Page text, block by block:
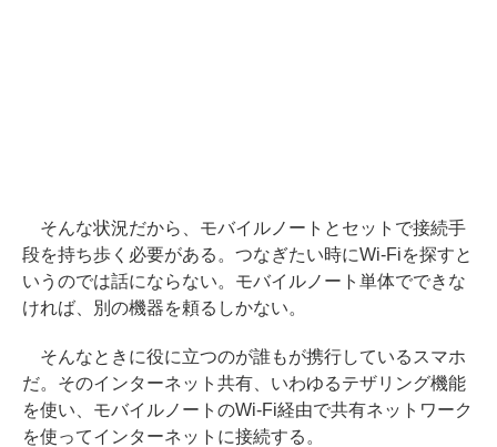
そんな状況だから、モバイルノートとセットで接続手
段を持ち歩く必要がある。つなぎたい時にWi-Fiを探すと
いうのでは話にならない。モバイルノート単体でできな
ければ、別の機器を頼るしかない。
そんなときに役に立つのが誰もが携行しているスマホ
だ。そのインターネット共有、いわゆるテザリング機能
を使い、モバイルノートのWi-Fi経由で共有ネットワーク
を使ってインターネットに接続する。